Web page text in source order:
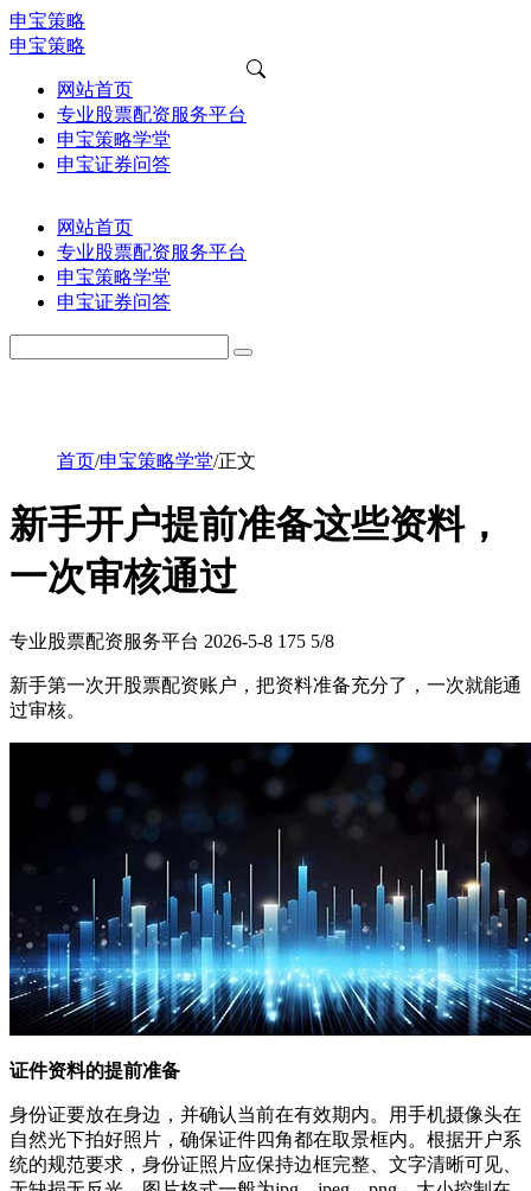
申宝策略
申宝策略
网站首页
专业股票配资服务平台
申宝策略学堂
申宝证券问答
网站首页
专业股票配资服务平台
申宝策略学堂
申宝证券问答
首页/申宝策略学堂/正文
新手开户提前准备这些资料，
一次审核通过
专业股票配资服务平台 2026-5-8 175 5/8
新手第一次开股票配资账户，把资料准备充分了，一次就能通
过审核。
证件资料的提前准备
身份证要放在身边，并确认当前在有效期内。用手机摄像头在
自然光下拍好照片，确保证件四角都在取景框内。根据开户系
统的规范要求，身份证照片应保持边框完整、文字清晰可见、